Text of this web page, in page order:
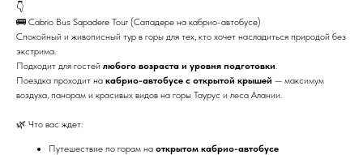
👇
🚌 Cabrio Bus Sapadere Tour (Сападере на кабрио-автобусе)
Спокойный и живописный тур в горы для тех, кто хочет насладиться природой без
экстрима.
Подходит для гостей любого возраста и уровня подготовки.
Поездка проходит на кабрио-автобусе с открытой крышей — максимум
воздуха, панорам и красивых видов на горы Таурус и леса Алании.
🌿 Что вас ждет:
Путешествие по горам на открытом кабрио-автобусе